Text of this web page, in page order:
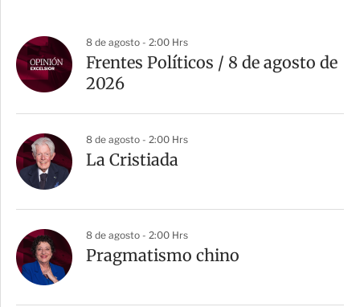
8 de agosto - 2:00 Hrs
Frentes Políticos / 8 de agosto de
2026
8 de agosto - 2:00 Hrs
La Cristiada
8 de agosto - 2:00 Hrs
Pragmatismo chino